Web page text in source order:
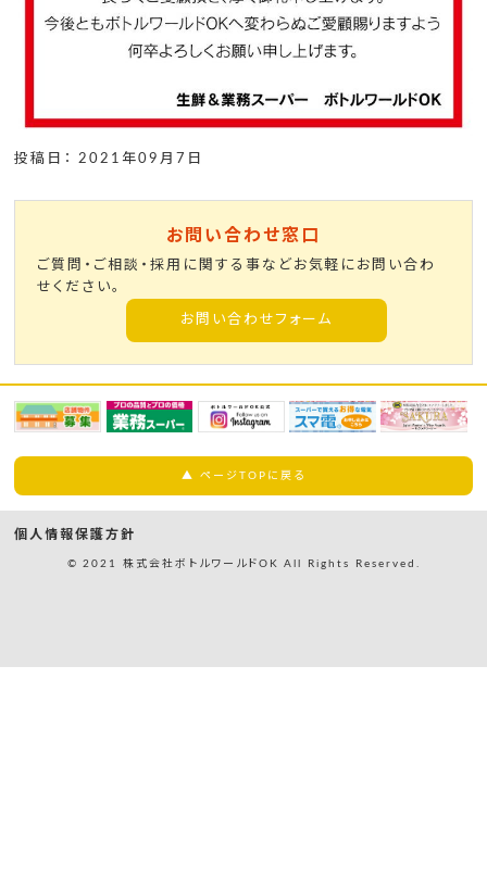
投稿日： 2021年09月7日
お問い合わせ窓口
ご質問・ご相談・採用に関する事などお気軽にお問い合わ
せください。
お問い合わせフォーム
▲ ページTOPに戻る
個人情報保護方針
© 2021 株式会社ボトルワールドOK All Rights Reserved.